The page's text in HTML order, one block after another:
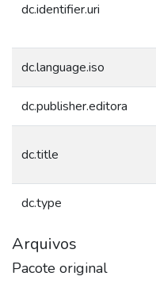
dc.identifier.uri
dc.language.iso
dc.publisher.editora
dc.title
dc.type
Arquivos
Pacote original